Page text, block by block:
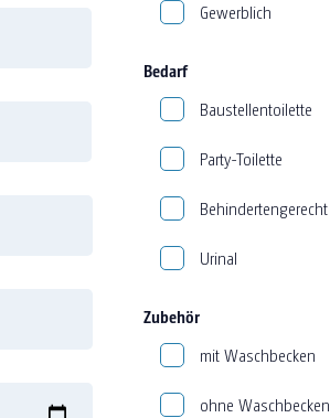
Gewerblich
Bedarf
Baustellentoilette
Party-Toilette
Behindertengerecht
Urinal
Zubehör
mit Waschbecken
ohne Waschbecken